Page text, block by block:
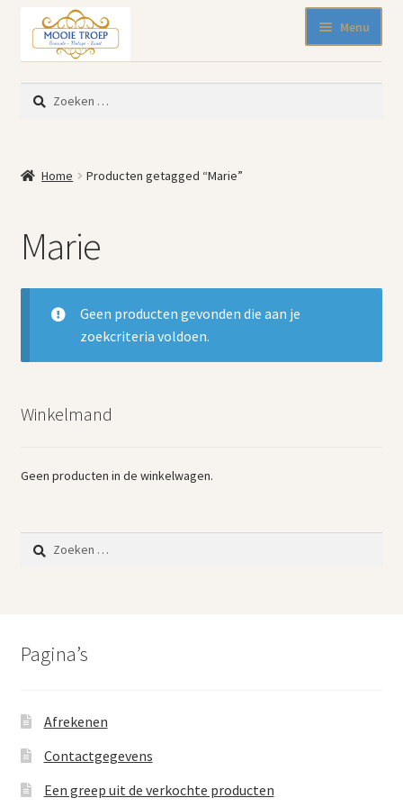
door
naar
navigatie
naar
de
inhoud
Menu
Nieuw binnen
Blikken
Keukenspullen
Kleine meubelen
Muurdecoratie
Servies en glaswerk
Woonaccessoires
Zoeken
naar:
Home Producten getagged “Marie”
Marie
Geen producten gevonden die aan je
zoekcriteria voldoen.
Winkelmand
Geen producten in de winkelwagen.
Zoeken
naar:
Pagina’s
Afrekenen
Contactgegevens
Een greep uit de verkochte producten